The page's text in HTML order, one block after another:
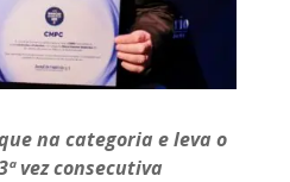
na categoria e leva o
vez consecutiva